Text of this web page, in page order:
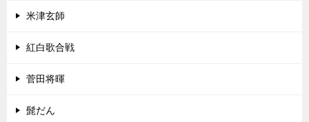
米津玄師
紅白歌合戦
菅田将暉
髭だん